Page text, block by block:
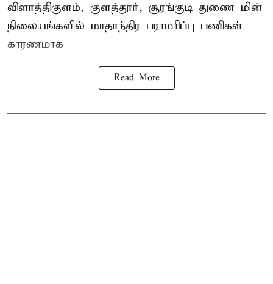
விளாத்திகுளம், குளத்தூர், சூரங்குடி துணை மின்
நிலையங்களில் மாதாந்திர பராமரிப்பு பணிகள்
காரணமாக
Read More